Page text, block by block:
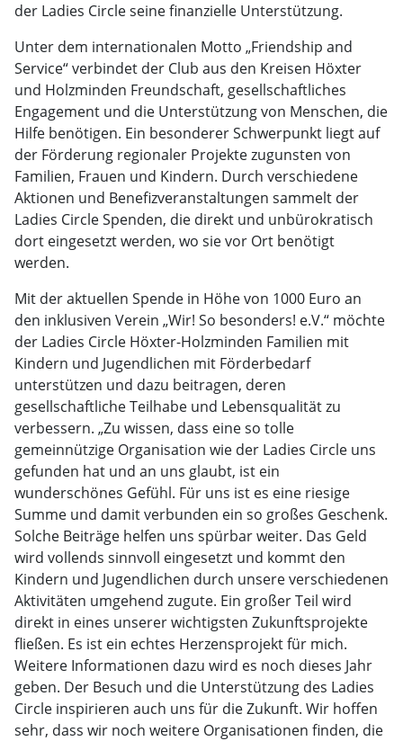
der Ladies Circle seine finanzielle Unterstützung.
Unter dem internationalen Motto „Friendship and
Service“ verbindet der Club aus den Kreisen Höxter
und Holzminden Freundschaft, gesellschaftliches
Engagement und die Unterstützung von Menschen, die
Hilfe benötigen. Ein besonderer Schwerpunkt liegt auf
der Förderung regionaler Projekte zugunsten von
Familien, Frauen und Kindern. Durch verschiedene
Aktionen und Benefizveranstaltungen sammelt der
Ladies Circle Spenden, die direkt und unbürokratisch
dort eingesetzt werden, wo sie vor Ort benötigt
werden.
Mit der aktuellen Spende in Höhe von 1000 Euro an
den inklusiven Verein „Wir! So besonders! e.V.“ möchte
der Ladies Circle Höxter-Holzminden Familien mit
Kindern und Jugendlichen mit Förderbedarf
unterstützen und dazu beitragen, deren
gesellschaftliche Teilhabe und Lebensqualität zu
verbessern. „Zu wissen, dass eine so tolle
gemeinnützige Organisation wie der Ladies Circle uns
gefunden hat und an uns glaubt, ist ein
wunderschönes Gefühl. Für uns ist es eine riesige
Summe und damit verbunden ein so großes Geschenk.
Solche Beiträge helfen uns spürbar weiter. Das Geld
wird vollends sinnvoll eingesetzt und kommt den
Kindern und Jugendlichen durch unsere verschiedenen
Aktivitäten umgehend zugute. Ein großer Teil wird
direkt in eines unserer wichtigsten Zukunftsprojekte
fließen. Es ist ein echtes Herzensprojekt für mich.
Weitere Informationen dazu wird es noch dieses Jahr
geben. Der Besuch und die Unterstützung des Ladies
Circle inspirieren auch uns für die Zukunft. Wir hoffen
sehr, dass wir noch weitere Organisationen finden, die